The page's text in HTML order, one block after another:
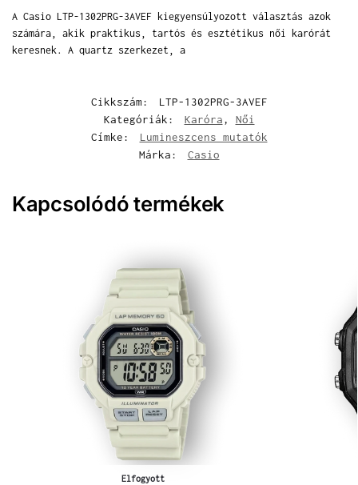
A Casio LTP-1302PRG-3AVEF kiegyensúlyozott választás azok
számára, akik praktikus, tartós és esztétikus női karórát
keresnek. A quartz szerkezet, a
Cikkszám:
LTP-1302PRG-3AVEF
Kategóriák:
Karóra, Női
Címke:
Lumineszcens mutatók
Márka:
Casio
Kapcsolódó termékek
Elfogyott